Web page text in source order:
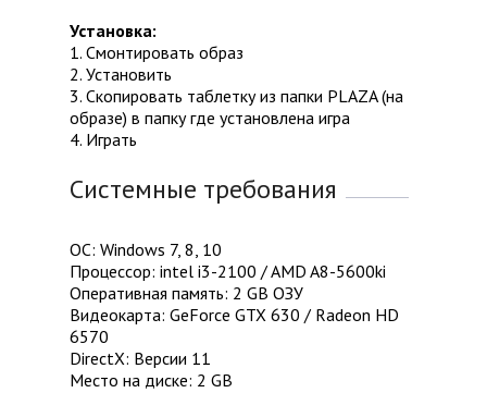
Установка:
1. Смонтировать образ
2. Установить
3. Скопировать таблетку из папки PLAZA (на
образе) в папку где установлена игра
4. Играть
Системные требования
ОС: Windows 7, 8, 10
Процессор: intel i3-2100 / AMD A8-5600ki
Оперативная память: 2 GB ОЗУ
Видеокарта: GeForce GTX 630 / Radeon HD
6570
DirectX: Версии 11
Место на диске: 2 GB